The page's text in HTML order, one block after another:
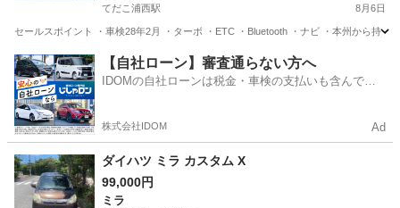
てだこ浦西駅 8月6日
セールスポイント ・車検28年2月 ・ターボ ・ETC ・Bluetooth ・ナビ ・本州から持っ
沖縄 うるま市 てだこ浦西駅 タント ターボ
【自社ローン】審査通らない方へ
IDOMの自社ローンは税金・車検の支払いも含んでい
株式会社IDOM Ad
ダイハツ ミラ カスタム X
99,000円
ミラ